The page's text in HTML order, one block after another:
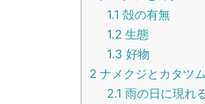
1.1 殻の有無
1.2 生態
1.3 好物
2 ナメクジとカタツ
2.1 雨の日に現れ